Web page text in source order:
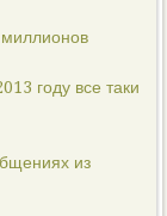
году все таки
из